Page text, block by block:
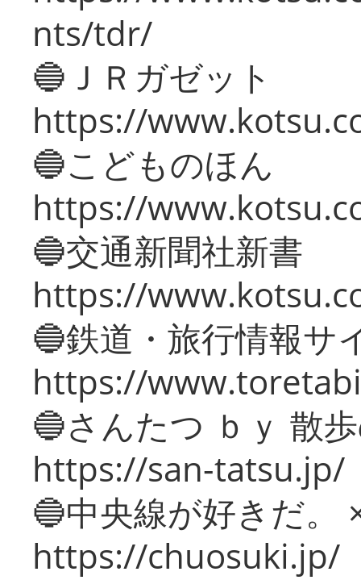
nts/tdr/
🔵ＪＲガゼット
https://
🔵こどものほん
https://
🔵交通新聞社新書
https://
🔵鉄道・旅行情報サ
https://
🔵さんたつ ｂｙ 散
https://san-tatsu.jp/
🔵中央線が好きだ。
https://chuosuki.jp/